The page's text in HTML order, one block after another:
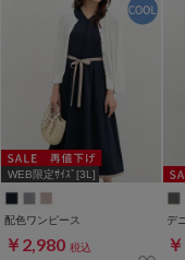
WEB限定ｻｲｽﾞ[3L]
配色ワンピース
￥2,980 税込
デ